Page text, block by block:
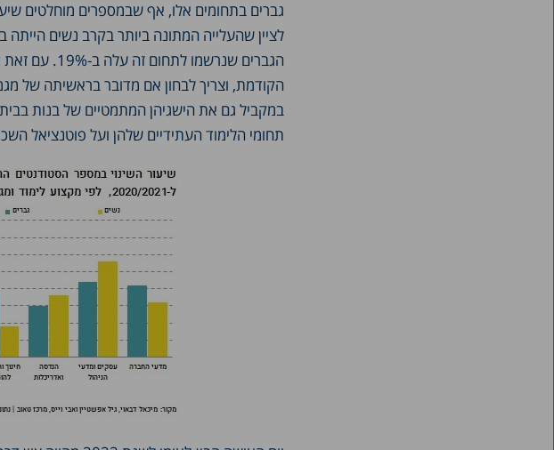
גברים בתחומים אלו, אף שבמספרים מוחלטים
הגברים
הקודמת, וצריך לבחון אם מדובר בראשיתה של
במקביל גם את הישגיהן המתמטיים של בנות
תחומי הלימוד העתידיים שלהן ועל פוטנציאל